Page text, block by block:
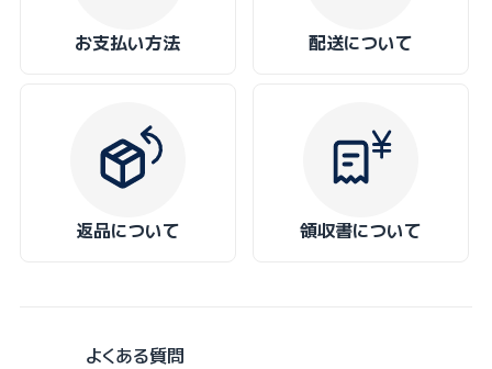
お支払い方法 配送について
返品について 領収書について
よくある質問